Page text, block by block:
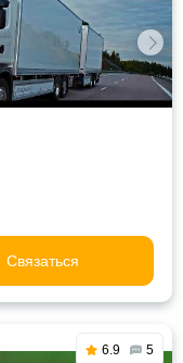
Связаться
6.9 5